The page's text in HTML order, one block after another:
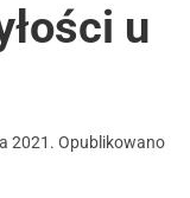
u
2021 . Opublikowano